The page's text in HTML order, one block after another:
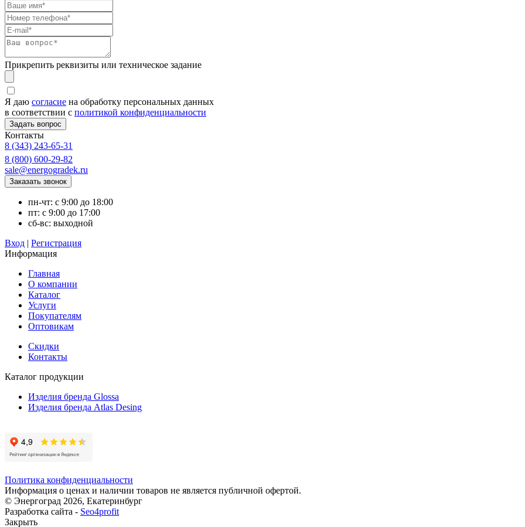
Прикрепить реквизиты или техническое задание
Я даю согласие на обработку персональных данных
в соответствии с политикой конфиденциальности
Контакты
8 (343) 243-65-31
8 (800) 600-29-82
sale@energogradek.ru
пн-чт: с 9:00 до 18:00
пт: с 9:00 до 17:00
сб-вс: выходной
Вход | Регистрация
Информация
Главная
О компании
Каталог
Услуги
Покупателям
Оптовикам
Скидки
Контакты
Каталог продукции
Изделия бренда Glossa
Изделия бренда Atlas Desing
Политика конфиденциальности
Информация о ценах и наличии товаров не является публичной офертой.
© Энергоград 2026, Екатеринбург
Разработка сайта - Seo4profit
Закрыть